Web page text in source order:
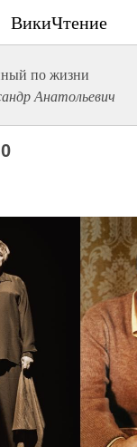
ВикиЧтение
по жизни
Анатольевич